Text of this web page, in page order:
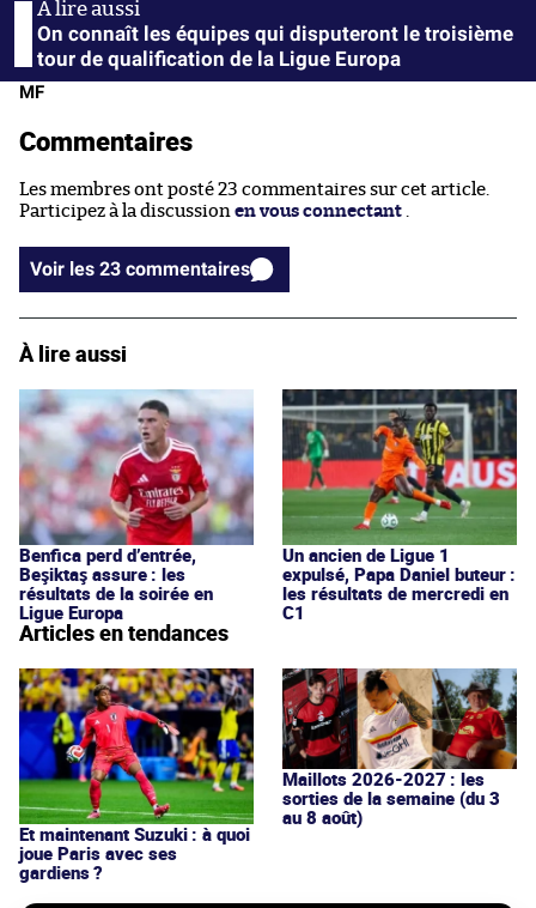
On connaît les équipes qui disputeront le troisième
tour de qualification de la Ligue Europa
MF
Commentaires
Les membres ont posté 23 commentaires sur cet article.
Participez à la discussion en vous connectant .
Voir les 23 commentaires
À lire aussi
Benfica perd d’entrée,
Beşiktaş assure : les
résultats de la soirée en
Ligue Europa
Un ancien de Ligue 1
expulsé, Papa Daniel buteur :
les résultats de mercredi en
C1
Articles en tendances
Et maintenant Suzuki : à quoi
joue Paris avec ses
gardiens ?
Maillots 2026-2027 : les
sorties de la semaine (du 3
au 8 août)